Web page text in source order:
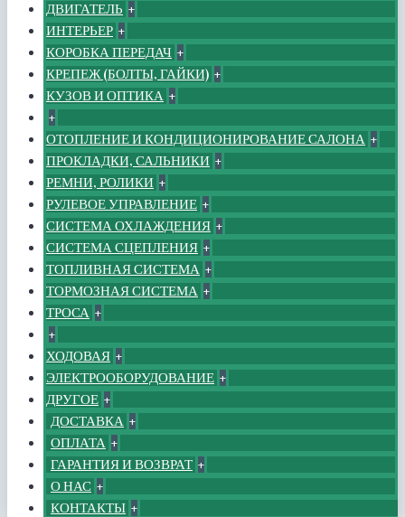
ДВИГАТЕЛЬ +
ИНТЕРЬЕР +
КОРОБКА ПЕРЕДАЧ +
КРЕПЕЖ (БОЛТЫ, ГАЙКИ) +
КУЗОВ И ОПТИКА +
+
ОТОПЛЕНИЕ И КОНДИЦИОНИРОВАНИЕ САЛОНА +
ПРОКЛАДКИ, САЛЬНИКИ +
РЕМНИ, РОЛИКИ +
РУЛЕВОЕ УПРАВЛЕНИЕ +
СИСТЕМА ОХЛАЖДЕНИЯ +
СИСТЕМА СЦЕПЛЕНИЯ +
ТОПЛИВНАЯ СИСТЕМА +
ТОРМОЗНАЯ СИСТЕМА +
ТРОСА +
+
ХОДОВАЯ +
ЭЛЕКТРООБОРУДОВАНИЕ +
ДРУГОЕ +
ДОСТАВКА +
ОПЛАТА +
ГАРАНТИЯ И ВОЗВРАТ +
О НАС +
КОНТАКТЫ +